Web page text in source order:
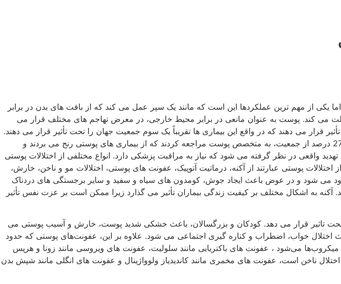
از مهم ترین عملکردها این است که مانند یک سپر عمل می کند که از بافت های بدن در برابر
می کند. پوست به عنوان مانعی در برابر محیط خارجی، در معرض تهاجم های مختلف قرار می
قرار می دهند که در واقع این بیماری ها تقریباً یک سوم جمعیت جهان را تحت تأثیر قرار می دهند.
انجمن آکادمی پوست آمریکا (AAD) گزارش داد که در سال 2013 نزدیک به 85 میلیون آمریکایی، یعنی 27 درصد از جمعیت، به متخصص پوست مراجعه کردند که از بیماری های پوستی رنج می بردند و
بود. در نتیجه، اختلالات پوستی یک تهدید واقعی در نظر گرفته می شود که نیاز به مراقبت پزشکی دارد. انواع مختلفی از اختلالات پوستی
پوستی عبارتند از آکنه، درماتیت آتوپیک، عفونت های پوستی، اختلالات مو و ناخن، خارش،
می شود و در عوض باعث ایجاد جوش، کومدون های سیاه و سفید و سایر برجستگی های دردناک
خفیف آکنه را تجربه میکنند. آکنه به اشکال مختلف بر کیفیت زندگی بیماران تأثیر می گذارد زیرا ممکن است بر عزت نفس تأثیر
تحت تاثیر قرار می دهد. کودکان و بزرگسالان، باعث خشکی شدید پوست، خارش و آسیب پوستی می
تأثیر می گذارد و باعث اختلال خواب، اضطراب و کناره گیری اجتماعی می شود. علاوه بر این، عفونت‌های پوستی که حدود
میکروب‌ها می‌شود ، عفونت های باکتریایی مانند سلولیت، عفونت های ویروسی مانند زونا و هرپس
ناخن است، عفونت های مخمری مانند کاندیدیاز ولوواژینال و عفونت های انگلی مانند شپش بدن